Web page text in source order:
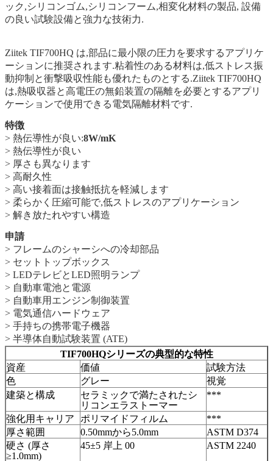
ック,シリコンゴム,シリコンフーム,相変化材料の製品, 設備
の良い試験設備と強力な技術力.
Ziitek TIF700HQ は,部品に最小限の圧力を要求するアプリケ
ーションに推奨されます.粘着性のある材料は,低ストレス振
動抑制と衝撃吸収性能も優れたものとする.Ziitek TIF700HQ
は,熱吸収器と高電圧の無鉛装置の隔離を必要とするアプリ
ケーションで使用できる電気隔離材料です.
特徴
> 熱伝導性が良い:8W/mK
> 熱伝導性が良い
> 厚さも異なります
> 高耐久性
> 高い接着面は接触抵抗を軽減します
> 柔らかく圧縮可能で,低ストレスのアプリケーション
> 解き放たれやすい構造
申請
> フレームのシャーシへの冷却部品
> セットトップボックス
> LEDテレビとLED照明ランプ
> 自動車電池と電源
> 自動車用エンジン制御装置
> 電気通信ハードウェア
> 手持ちの携帯電子機器
> 半導体自動試験装置 (ATE)
TIF700HQシリーズの典型的な特性
資産
価値
試験方法
色
グレー
視覚
建築と構成
セラミックで満たされたシ
リコンエラストーマー
***
強化用キャリア ポリマイドフィルム
***
厚さ範囲
0.50mmから5.0mm
ASTM D374
硬さ (厚さ
≥1.0mm)
45±5 岸上 00 ASTM 2240